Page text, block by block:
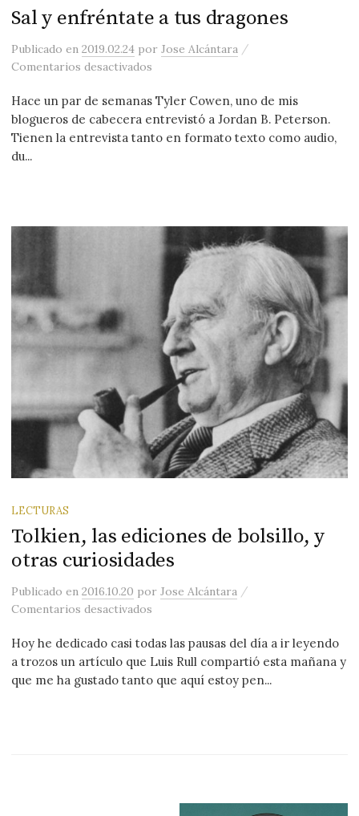
Sal y enfréntate a tus dragones
Publicadoen2019.02.24 porJose Alcántara /
Comentarios desactivados
Hace un par de semanas Tyler Cowen, uno de mis
blogueros de cabecera entrevistó a Jordan B. Peterson.
Tienen la entrevista tanto en formato texto como audio,
du...
LECTURAS
Tolkien, las ediciones de bolsillo, y
otras curiosidades
Publicadoen2016.10.20 porJose Alcántara /
Comentarios desactivados
Hoy he dedicado casi todas las pausas del día a ir leyendo
a trozos un artículo que Luis Rull compartió esta mañana y
que me ha gustado tanto que aquí estoy pen...